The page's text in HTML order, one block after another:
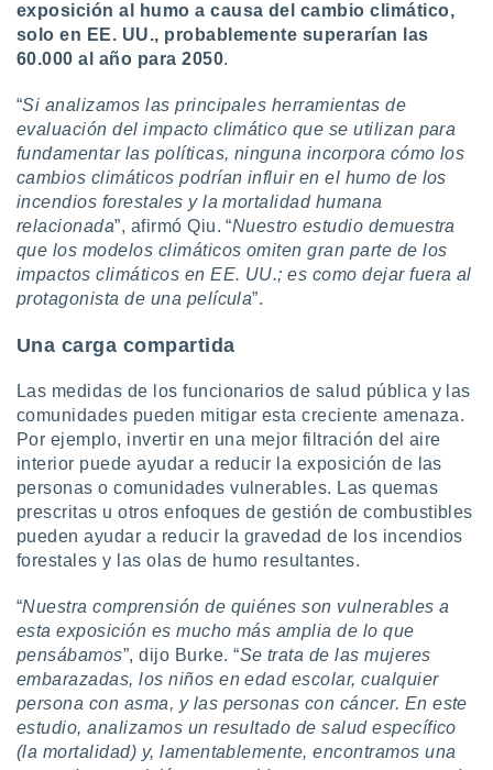
exposición al humo a causa del cambio climático,
solo en EE. UU., probablemente superarían las
60.000 al año para 2050.
“Si analizamos las principales herramientas de
evaluación del impacto climático que se utilizan para
fundamentar las políticas, ninguna incorpora cómo los
cambios climáticos podrían influir en el humo de los
incendios forestales y la mortalidad humana
relacionada”, afirmó Qiu. “Nuestro estudio demuestra
que los modelos climáticos omiten gran parte de los
impactos climáticos en EE. UU.; es como dejar fuera al
protagonista de una película”.
Una carga compartida
Las medidas de los funcionarios de salud pública y las
comunidades pueden mitigar esta creciente amenaza.
Por ejemplo, invertir en una mejor filtración del aire
interior puede ayudar a reducir la exposición de las
personas o comunidades vulnerables. Las quemas
prescritas u otros enfoques de gestión de combustibles
pueden ayudar a reducir la gravedad de los incendios
forestales y las olas de humo resultantes.
“Nuestra comprensión de quiénes son vulnerables a
esta exposición es mucho más amplia de lo que
pensábamos”, dijo Burke. “Se trata de las mujeres
embarazadas, los niños en edad escolar, cualquier
persona con asma, y las personas con cáncer. En este
estudio, analizamos un resultado de salud específico
(la mortalidad) y, lamentablemente, encontramos una